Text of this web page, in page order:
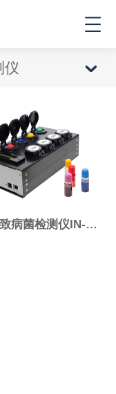
仪
微生物致病菌检测仪IN-W80